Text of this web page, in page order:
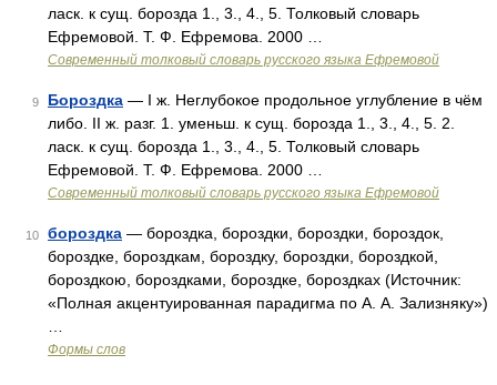
ласк. к сущ. борозда 1., 3., 4., 5. Толковый словарь
Ефремовой. Т. Ф. Ефремова. 2000 …
Современный толковый словарь русского языка Ефремовой
9 Бороздка — I ж. Неглубокое продольное углубление в чём
либо. II ж. разг. 1. уменьш. к сущ. борозда 1., 3., 4., 5. 2.
ласк. к сущ. борозда 1., 3., 4., 5. Толковый словарь
Ефремовой. Т. Ф. Ефремова. 2000 …
Современный толковый словарь русского языка Ефремовой
10 бороздка — бороздка, бороздки, бороздки, бороздок,
бороздке, бороздкам, бороздку, бороздки, бороздкой,
бороздкою, бороздками, бороздке, бороздках (Источник:
«Полная акцентуированная парадигма по А. А. Зализняку»)
Формы слов